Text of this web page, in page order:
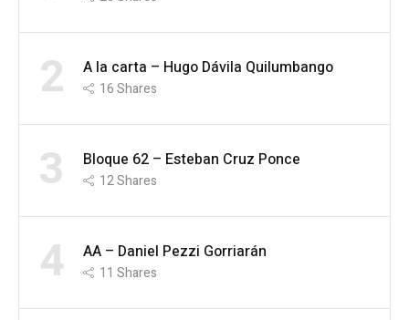
2 A la carta – Hugo Dávila Quilumbango
16Shares
3 Bloque 62 – Esteban Cruz Ponce
12Shares
4 AA – Daniel Pezzi Gorriarán
11 Shares